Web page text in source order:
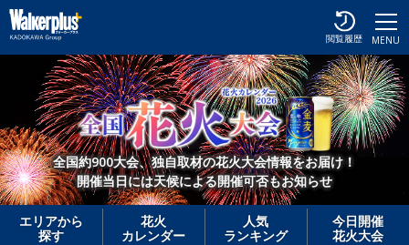
MENU
閲覧履歴
全国約900大会、独自取材の花火大会情報をお届け！
開催当日には天候による開催可否もお知らせ
エリアから
探す
花火
カレンダー
人気
ランキング
今日開催
花火大会